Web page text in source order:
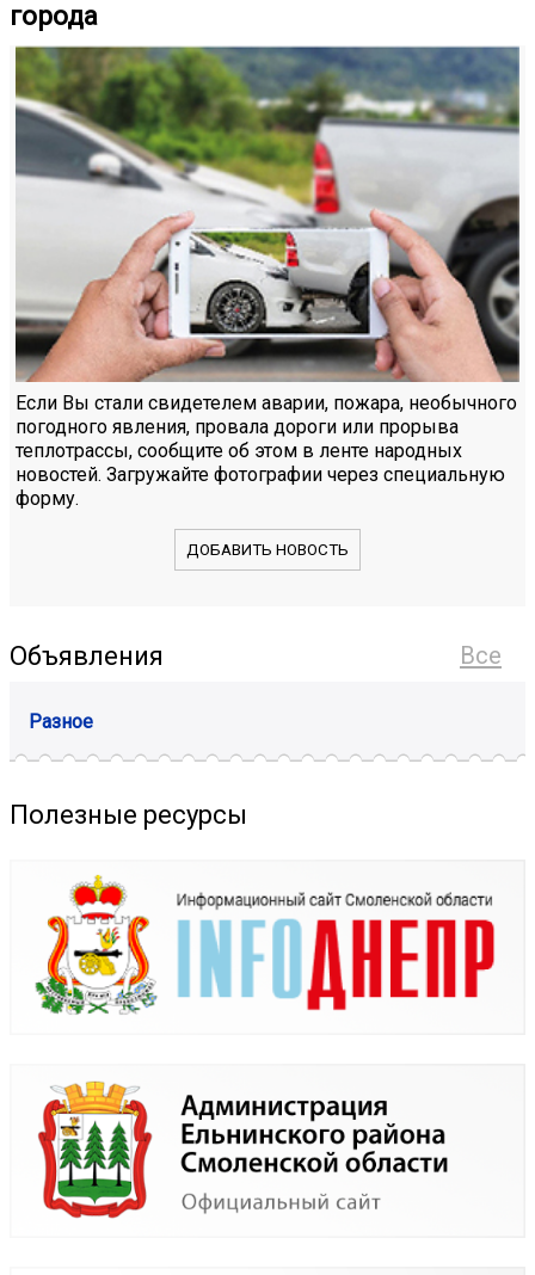
города
Если Вы стали свидетелем аварии, пожара, необычного
погодного явления, провала дороги или прорыва
теплотрассы, сообщите об этом в ленте народных
новостей. Загружайте фотографии через специальную
форму.
ДОБАВИТЬ НОВОСТЬ
Все
Объявления
Разное
Полезные ресурсы